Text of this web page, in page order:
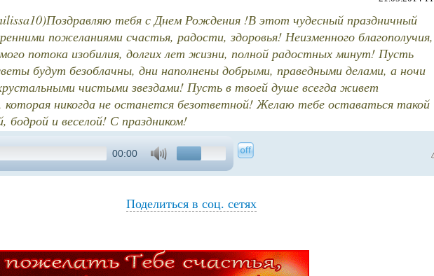
тебя с Днем Рождения !В этот чудесный праздничный
пожеланиями счастья, радости, здоровья! Неизменного благополучия,
потока изобилия, долгих лет жизни, полной радостных минут! Пусть
будут безоблачны, дни наполнены добрыми, праведными делами, а ночи
чистыми звездами! Пусть в твоей душе всегда живет
которая никогда не останется безответной! Желаю тебе оставаться такой
бодрой и веселой! С праздником!
00:00
Поделиться в соц. сетях